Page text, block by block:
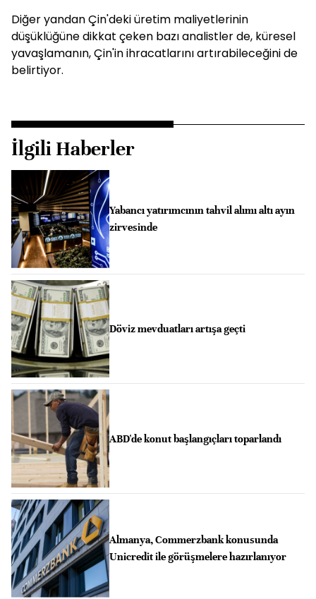
Diğer yandan Çin'deki üretim maliyetlerinin
düşüklüğüne dikkat çeken bazı analistler de, küresel
yavaşlamanın, Çin'in ihracatlarını artırabileceğini de
belirtiyor.
İlgili Haberler
Yabancı yatırımcının tahvil alımı altı ayın
zirvesinde
Döviz mevduatları artışa geçti
ABD'de konut başlangıçları toparlandı
Almanya, Commerzbank konusunda
Unicredit ile görüşmelere hazırlanıyor